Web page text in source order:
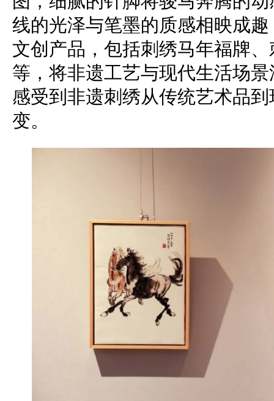
线的光泽与笔墨的质感相映成
文创产品，包括刺绣马年福牌
等，将非遗工艺与现代生活场
感受到非遗刺绣从传统艺术品
变。